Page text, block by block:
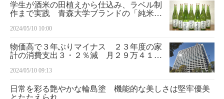
学生が酒米の田植えから仕込み、ラベル制
作まで実践 青森大学ブランドの「純米吟
2024/05/10 10:00
物価高で３年ぶりマイナス ２３年度の家
計の消費支出３・２％減 月２９万４１１
2024/05/10 09:13
日常を彩る艶やかな輪島塗 機能的な美しさは堅牢優美